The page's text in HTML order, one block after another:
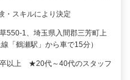
スキルにより決定
550-1、埼玉県入間郡三芳町上
「鶴瀬駅」から車で15分）
以上 ★20代～40代のスタッフ